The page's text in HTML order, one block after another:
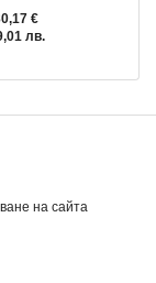
€
лв.
на сайта